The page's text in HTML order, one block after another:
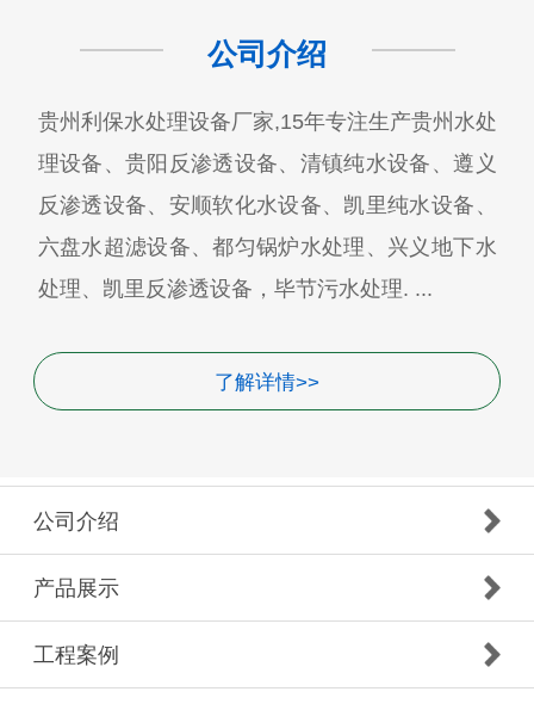
公司介绍
贵州利保水处理设备厂家,15年专注生产贵州水处
理设备、贵阳反渗透设备、清镇纯水设备、遵义
反渗透设备、安顺软化水设备、凯里纯水设备、
六盘水超滤设备、都匀锅炉水处理、兴义地下水
处理、凯里反渗透设备，毕节污水处理. ...
了解详情>>
公司介绍
产品展示
工程案例